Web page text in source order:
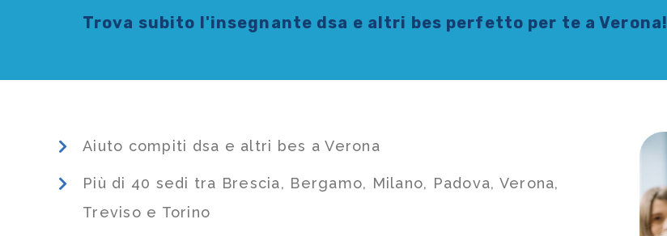
Trova subito l'insegnante dsa e altri bes perfetto per te a Verona!
Aiuto compiti dsa e altri bes a Verona
Più di 40 sedi tra Brescia, Bergamo, Milano, Padova, Verona,
Treviso e Torino